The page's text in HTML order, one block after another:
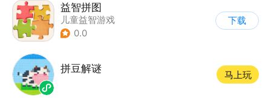
益智拼图
儿童益智游戏
| 拼图魔方
0.0
下载
拼豆解谜
马上玩